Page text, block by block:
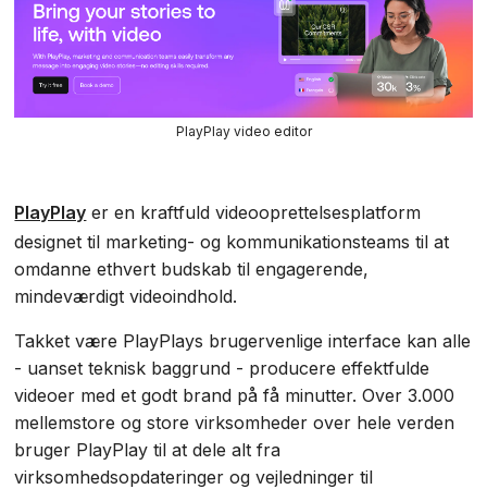
PlayPlay video editor
PlayPlay er en kraftfuld videooprettelsesplatform
designet til marketing- og kommunikationsteams til at
omdanne ethvert budskab til engagerende,
mindeværdigt videoindhold.
Takket være PlayPlays brugervenlige interface kan alle
- uanset teknisk baggrund - producere effektfulde
videoer med et godt brand på få minutter. Over 3.000
mellemstore og store virksomheder over hele verden
bruger PlayPlay til at dele alt fra
virksomhedsopdateringer og vejledninger til